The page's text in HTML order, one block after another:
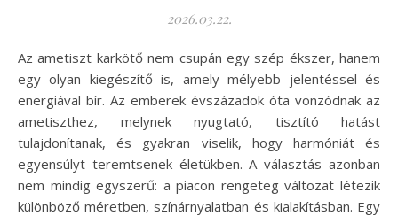
2026.03.22.
Az ametiszt karkötő nem csupán egy szép ékszer, hanem
egy olyan kiegészítő is, amely mélyebb jelentéssel és
energiával bír. Az emberek évszázadok óta vonzódnak az
ametiszthez, melynek nyugtató, tisztító hatást
tulajdonítanak, és gyakran viselik, hogy harmóniát és
egyensúlyt teremtsenek életükben. A választás azonban
nem mindig egyszerű: a piacon rengeteg változat létezik
különböző méretben, színárnyalatban és kialakításban. Egy